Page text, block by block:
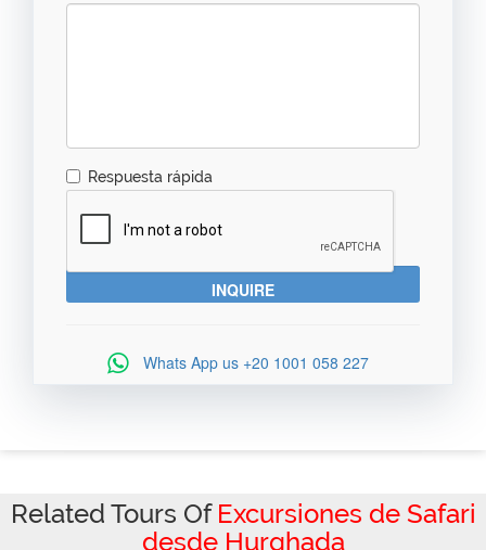
Respuesta rápida
Whats App us +20 1001 058 227
Related Tours Of Excursiones de Safari
desde Hurghada